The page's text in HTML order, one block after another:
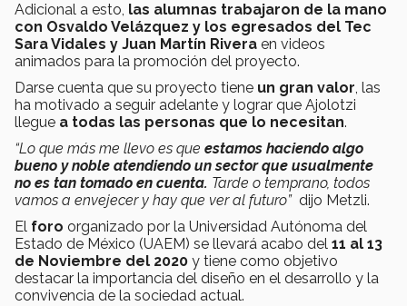
Adicional a esto, las alumnas trabajaron de la mano
con Osvaldo Velázquez y los egresados del Tec
Sara Vidales y Juan Martín Rivera en videos
animados para la promoción del proyecto.
Darse cuenta que su proyecto tiene un gran valor, las
ha motivado a seguir adelante y lograr que Ajolotzi
llegue a todas las personas que lo necesitan.
“Lo que más me llevo es que estamos haciendo algo
bueno y noble atendiendo un sector que usualmente
no es tan tomado en cuenta. Tarde o temprano, todos
vamos a envejecer y hay que ver al futuro” dijo Metzli.
El foro organizado por la Universidad Autónoma del
Estado de México (UAEM) se llevará acabo del 11 al 13
de Noviembre del 2020 y tiene como objetivo
destacar la importancia del diseño en el desarrollo y la
convivencia de la sociedad actual.